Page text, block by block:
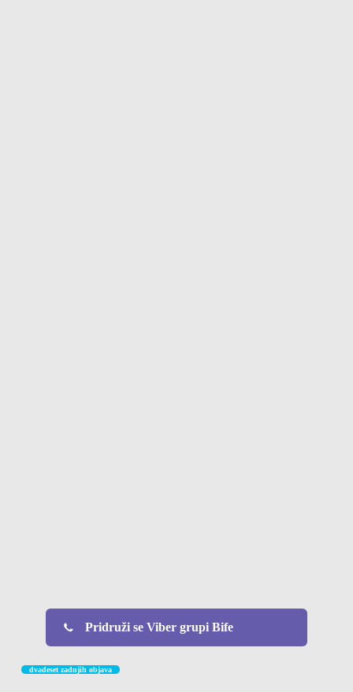
Pridruži se Viber grupi Bife
dvadeset zadnjih objava